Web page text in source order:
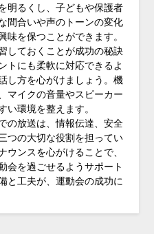
明るくし、子どもや保護者
間合いや声のトーンの変化
味を保つことができます。
しておくことが成功の秘訣
トにも柔軟に対応できるよ
し方を心がけましょう。機
マイクの音量やスピーカー
い環境を整えます。
の放送は、情報伝達、安全
つの大切な役割を担ってい
ウンスを心がけることで、
会を過ごせるようサポート
と工夫が、運動会の成功に